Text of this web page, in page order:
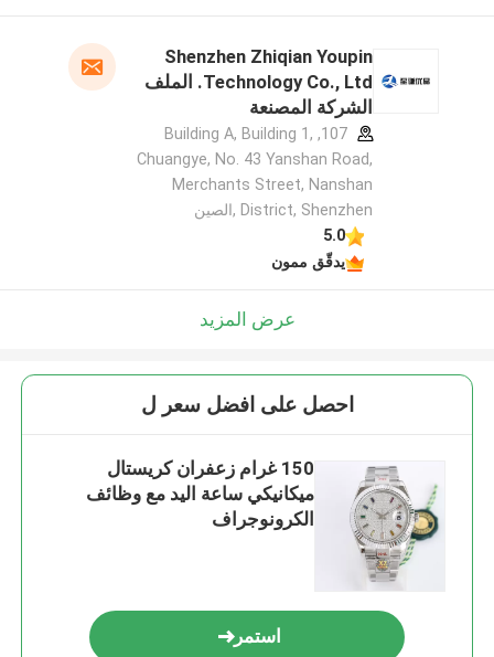
Shenzhen Zhiqian Youpin
Technology Co., Ltd. الملف
الشركة المصنعة
107, Building A, Building 1,
Chuangye, No. 43 Yanshan Road,
Merchants Street, Nanshan
District, Shenzhen ,الصين
5.0
يدقّق ممون
عرض المزيد
احصل على افضل سعر ل
150 غرام زعفران كريستال
ميكانيكي ساعة اليد مع وظائف
الكرونوجراف
استمر